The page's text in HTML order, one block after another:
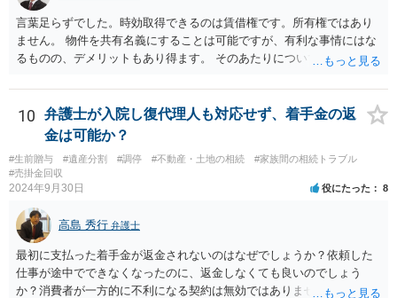
言葉足らずでした。時効取得できるのは賃借権です。所有権ではあり
ません。 物件を共有名義にすることは可能ですが、有利な事情にはな
るものの、デメリットもあり得ます。 そのあたりについては、お近く
10
弁護士が入院し復代理人も対応せず、着手金の返
金は可能か？
#生前贈与 #遺産分割 #調停 #不動産・土地の相続
#家族間の相続トラブル
#売掛金回収
2024年9月30日 役にたった 8
高島 秀行 弁護士
最初に支払った着手金が返金されないのはなぜでしょうか？依頼した
仕事が途中でできなくなったのに、返金しなくても良いのでしょう
か？消費者が一方的に不利になる契約は無効ではありませんか？